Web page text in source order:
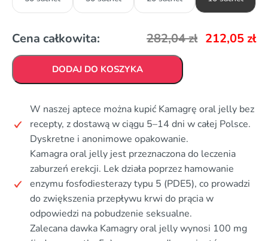
Cena całkowita: 282,04zł 212,05 zł
DODAJ DO KOSZYKA
W naszej aptece można kupić Kamagrę oral jelly bez
recepty, z dostawą w ciągu 5–14 dni w całej Polsce.
Dyskretne i anonimowe opakowanie.
Kamagra oral jelly jest przeznaczona do leczenia
zaburzeń erekcji. Lek działa poprzez hamowanie
enzymu fosfodiesterazy typu 5 (PDE5), co prowadzi
do zwiększenia przepływu krwi do prącia w
odpowiedzi na pobudzenie seksualne.
Zalecana dawka Kamagry oral jelly wynosi 100 mg